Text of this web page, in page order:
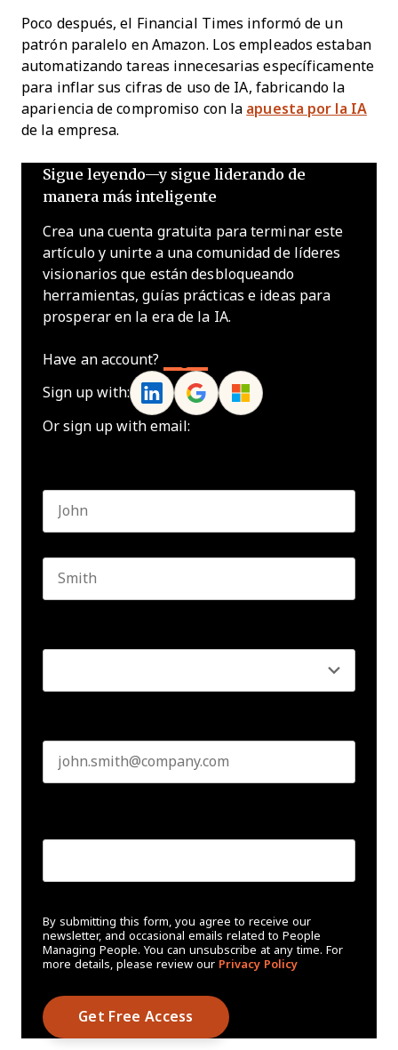
Poco después, el Financial Times informó de un
patrón paralelo en Amazon. Los empleados estaban
automatizando tareas innecesarias específicamente
para inflar sus cifras de uso de IA, fabricando la
apariencia de compromiso con la apuesta por la IA
de la empresa.
Sigue leyendo—y sigue liderando de
manera más inteligente
Crea una cuenta gratuita para terminar este
artículo y unirte a una comunidad de líderes
visionarios que están desbloqueando
herramientas, guías prácticas e ideas para
prosperar en la era de la IA.
Have an account?
Sign up with:
Or sign up with email:
By submitting this form, you agree to receive our
newsletter, and occasional emails related to People
Managing People. You can unsubscribe at any time. For
more details, please review our Privacy Policy